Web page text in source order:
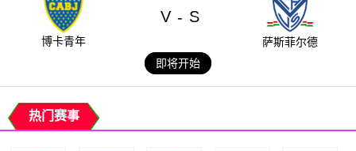
博卡青年
V - S
萨斯菲尔德
即将开始
热门赛事